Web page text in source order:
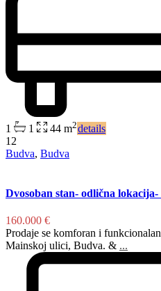
1 1 44 m2details
12
Budva, Budva
Dvosoban stan- odlična
160.000 €
Prodaje se komforan i
Mainskoj ulici, Budva. & ...